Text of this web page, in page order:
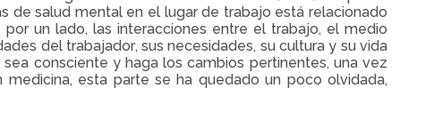
de salud mental en el lugar de trabajo está relacionado
un lado, las interacciones entre el trabajo, el medio
del trabajador, sus necesidades, su cultura y su vida
consciente y haga los cambios pertinentes, una vez
esta parte se ha quedado un poco olvidada,